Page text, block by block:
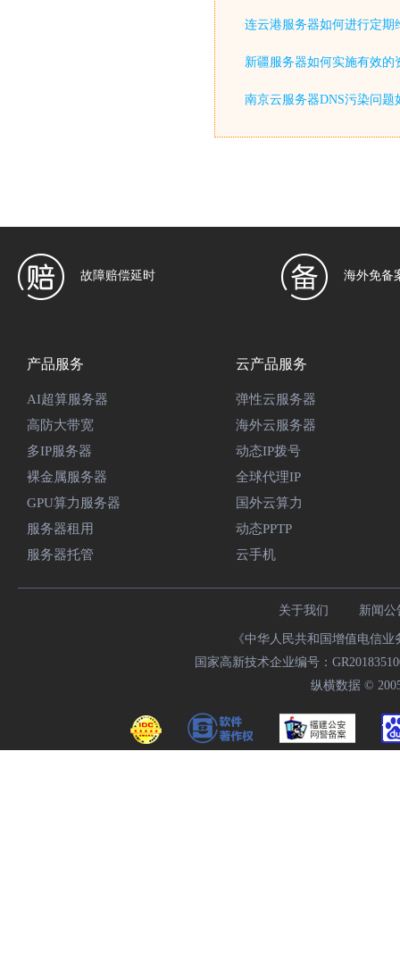
连云港服务器如何进行定期
新疆服务器如何实施有效的
南京云服务器DNS污染问题
故障赔偿延时 海外免备
产品服务
AI超算服务器
高防大带宽
多IP服务器
裸金属服务器
GPU算力服务器
服务器租用
服务器托管
云产品服务
弹性云服务器
海外云服务器
动态IP拨号
全球代理IP
国外云算力
动态PPTP
云手机
关于我们 新闻公
《中华人民共和国增值电信
国家高新技术企业编号：
纵横数据 ©